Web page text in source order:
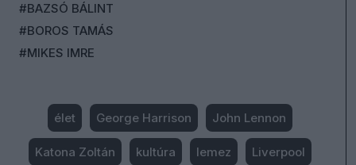
#BAZSÓ BÁLINT
#BOROS TAMÁS
#MIKES IMRE
élet George Harrison John Lennon
Katona Zoltán kultúra lemez Liverpool